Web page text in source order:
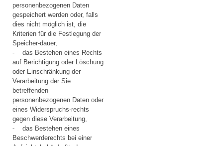
personenbezogenen Daten
gespeichert werden oder, falls
dies nicht möglich ist, die
Kriterien für die Festlegung der
Speicher-dauer,
- das Bestehen eines Rechts
auf Berichtigung oder Löschung
oder Einschränkung der
Verarbeitung der Sie
betreffenden
personenbezogenen Daten oder
eines Widerspruchs-rechts
gegen diese Verarbeitung,
- das Bestehen eines
Beschwerderechts bei einer